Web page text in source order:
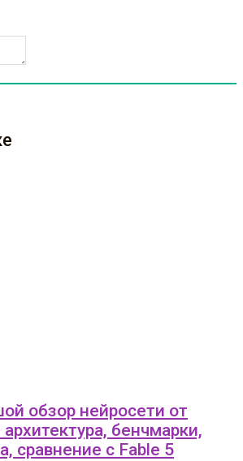
обзор нейросети от
бенчмарки,
сравнение с Fable 5